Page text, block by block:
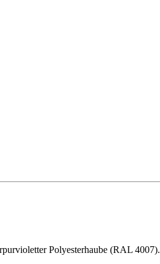
Polyesterhaube (RAL 4007).